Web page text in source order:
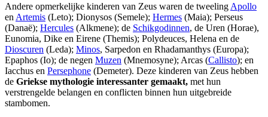
Andere opmerkelijke kinderen van Zeus waren de tweeling Apollo
en Artemis (Leto); Dionysos (Semele); Hermes (Maia); Perseus
(Danaë); Hercules (Alkmene); de Schikgodinnen, de Uren (Horae),
Eunomia, Dike en Eirene (Themis); Polydeuces, Helena en de
Dioscuren (Leda); Minos, Sarpedon en Rhadamanthys (Europa);
Epaphos (Io); de negen Muzen (Mnemosyne); Arcas (Callisto); en
Iacchus en Persephone (Demeter). Deze kinderen van Zeus hebben
de Griekse mythologie interessanter gemaakt, met hun
verstrengelde belangen en conflicten binnen hun uitgebreide
stambomen.